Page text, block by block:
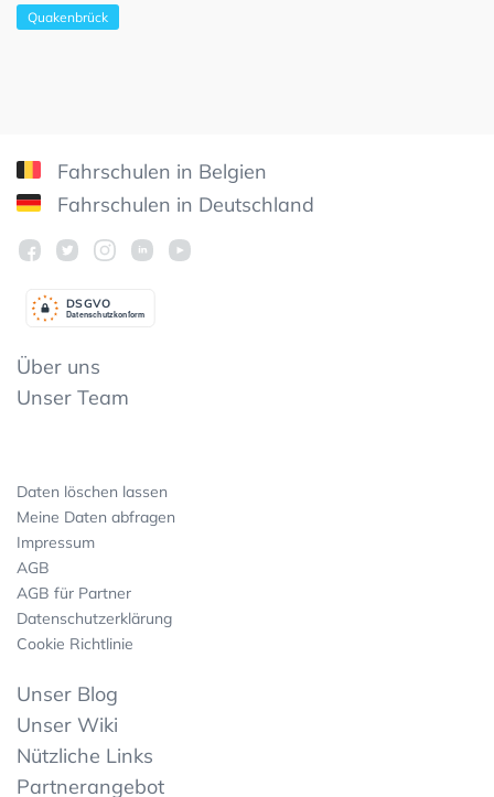
Quakenbrück
Fahrschulen in Belgien
Fahrschulen in Deutschland
Datenschutzkonform
DSGVO
Über uns
Unser Team
Daten löschen lassen
Meine Daten abfragen
Impressum
AGB
AGB für Partner
Datenschutzerklärung
Cookie Richtlinie
Unser Blog
Unser Wiki
Nützliche Links
Partnerangebot